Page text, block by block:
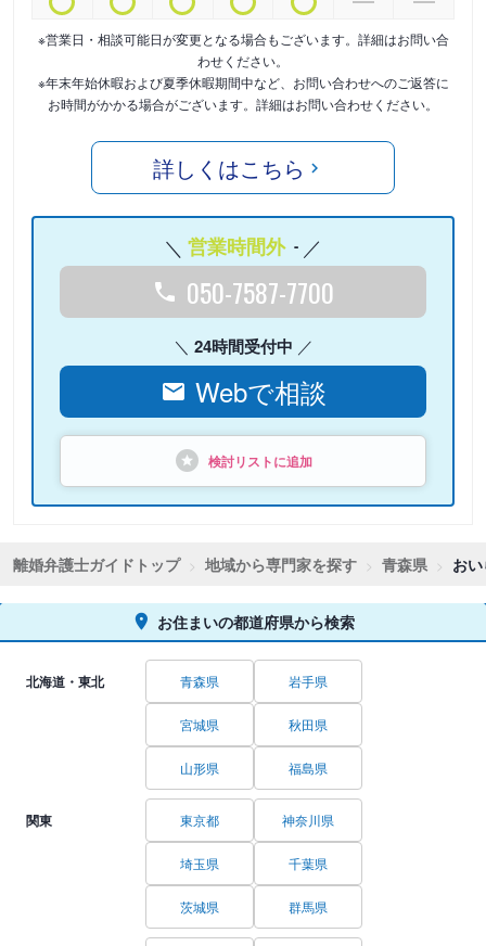
※営業日・相談可能日が変更となる場合もございます。詳細はお問い合
わせください。
※年末年始休暇および夏季休暇期間中など、お問い合わせへのご返答に
お時間がかかる場合がございます。詳細はお問い合わせください。
詳しくはこちら
営業時間外 -
050-7587-7700
24時間受付中
Webで相談
検討リストに追加
離婚弁護士ガイドトップ 地域から専門家を探す 青森県 お
お住まいの都道府県から検索
北海道・東北 青森県 岩手県
宮城県 秋田県
山形県 福島県
関東 東京都 神奈川県
埼玉県 千葉県
茨城県 群馬県